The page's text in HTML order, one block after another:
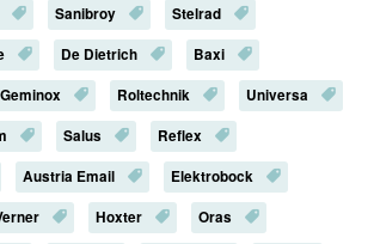
Sanibroy
Stelrad
De Dietrich
Baxi
Geminox Roltechnik
Universa
Salus
Reflex
Austria Email
Elektrobock
Hoxter
Oras